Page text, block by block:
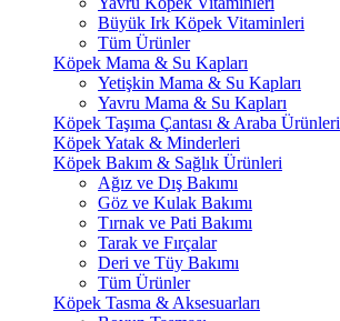
Büyük Irk Köpek Vitaminleri
Tüm Ürünler
Köpek Mama & Su Kapları
Yetişkin Mama & Su Kapları
Yavru Mama & Su Kapları
Köpek Taşıma Çantası & Araba Ürünleri
Köpek Yatak & Minderleri
Köpek Bakım & Sağlık Ürünleri
Ağız ve Dış Bakımı
Göz ve Kulak Bakımı
Tırnak ve Pati Bakımı
Tarak ve Fırçalar
Deri ve Tüy Bakımı
Tüm Ürünler
Köpek Tasma & Aksesuarları